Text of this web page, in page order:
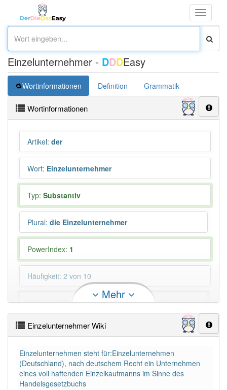
Toggle
Einzelunternehmer - DDDEasy
Wortinformationen Definition Grammatik
Wortinformationen
Artikel: der
Wort: Einzelunternehmer
Typ: Substantiv
Plural: die Einzelunternehmer
PowerIndex: 1
Häufigkeit: 2 von 10
Wörter mit Endung-einzelunternehmeraber mit
einem anderen Artikel: -1
92% unserer Spielapp-Nutzer haben den Artikel
korrekt erraten.
Mehr
Einzelunternehmer Wiki
Einzelunternehmen steht für:Einzelunternehmen
(Deutschland), nach deutschem Recht ein Unternehmen
eines voll haftenden Einzelkaufmanns im Sinne des
Handelsgesetzbuchs